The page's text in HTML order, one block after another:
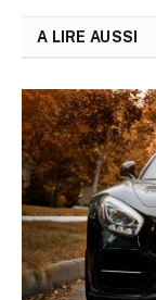
A LIRE AUSSI